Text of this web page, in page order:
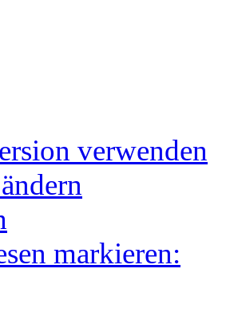
verwenden
markieren: